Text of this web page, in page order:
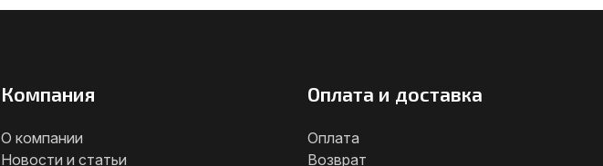
Компания
О компании
Новости и статьи
Оплата и доставка
Оплата
Возврат